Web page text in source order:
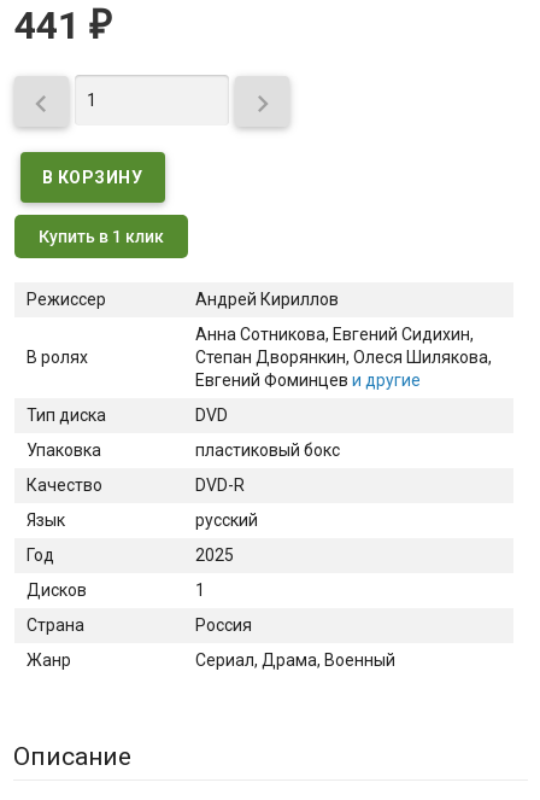
441 ₽
 
Купить в 1 клик
Режиссер Андрей Кириллов
В ролях
Анна Сотникова, Евгений Сидихин,
Степан Дворянкин, Олеся Шилякова,
Евгений Фоминцев и другие
Тип диска
DVD
Упаковка
пластиковый бокс
Качество
DVD-R
Язык
русский
Год
2025
Дисков
1
Страна
Россия
Жанр
Сериал, Драма, Военный
Описание